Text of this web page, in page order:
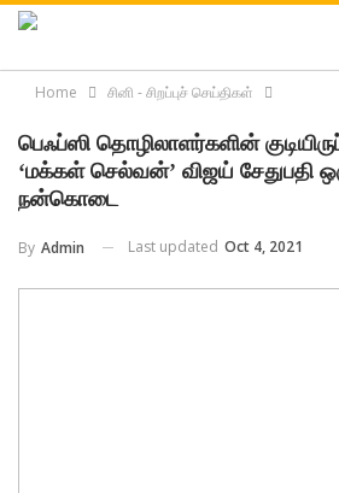
Home சினி - சிறப்புச் செய்திகள்
பெஃப்ஸி தொழிலாளர்களின்
‘மக்கள் செல்வன்’ விஜய் சேதுபதி
நன்கொடை
By Admin Last updated Oct 4, 2021